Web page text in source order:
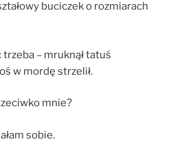
buciczek o rozmiarach
trzeba – mruknął tatuś
w mordę strzelił.
mnie?
sobie.